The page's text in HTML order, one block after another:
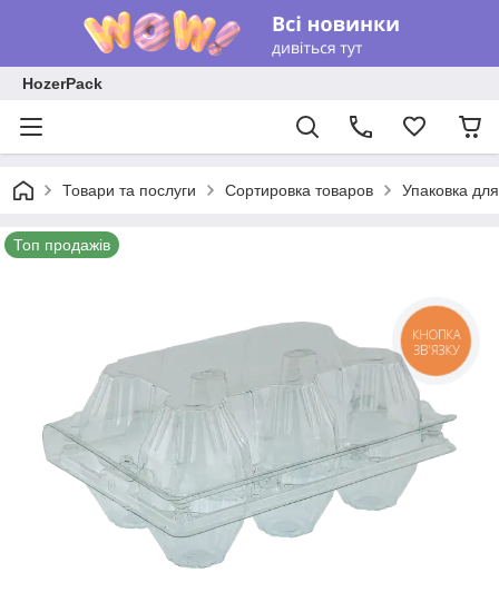
HozerPack
Товари та послуги Сортировка товаров Упаковка
Топ продажів
КНОПКА
ЗВ'ЯЗКУ